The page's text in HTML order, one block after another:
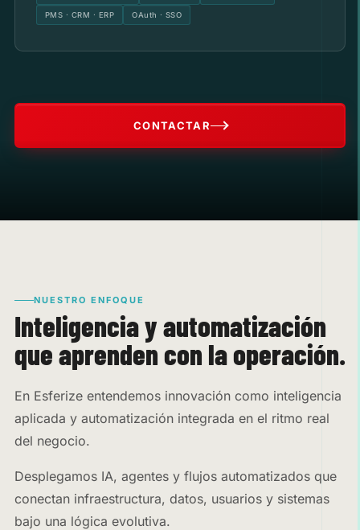
PMS · CRM · ERP OAuth · SSO
CONTACTAR
NUESTRO ENFOQUE
Inteligencia y automatización
que aprenden con la operación.
En Esferize entendemos innovación como inteligencia
aplicada y automatización integrada en el ritmo real
del negocio.
Desplegamos IA, agentes y flujos automatizados que
conectan infraestructura, datos, usuarios y sistemas
bajo una lógica evolutiva.